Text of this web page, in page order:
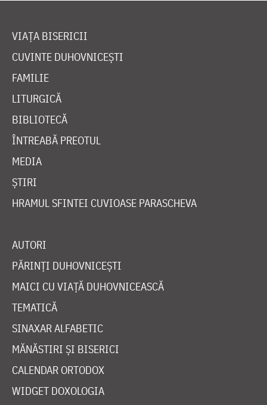
VIAȚA BISERICII
CUVINTE DUHOVNICEȘTI
FAMILIE
LITURGICĂ
BIBLIOTECĂ
ÎNTREABĂ PREOTUL
MEDIA
ȘTIRI
HRAMUL SFINTEI CUVIOASE PARASCHEVA
AUTORI
PĂRINȚI DUHOVNICEȘTI
MAICI CU VIAȚĂ DUHOVNICEASCĂ
TEMATICĂ
SINAXAR ALFABETIC
MĂNĂSTIRI ȘI BISERICI
CALENDAR ORTODOX
WIDGET DOXOLOGIA